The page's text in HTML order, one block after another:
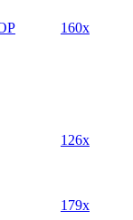
160x
126x
179x